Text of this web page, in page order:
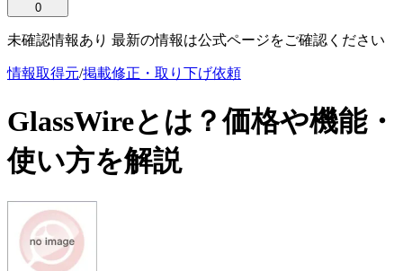
0
未確認情報あり 最新の情報は公式ページをご確認ください
情報取得元/掲載修正・取り下げ依頼
GlassWireとは？価格や機能・
使い方を解説